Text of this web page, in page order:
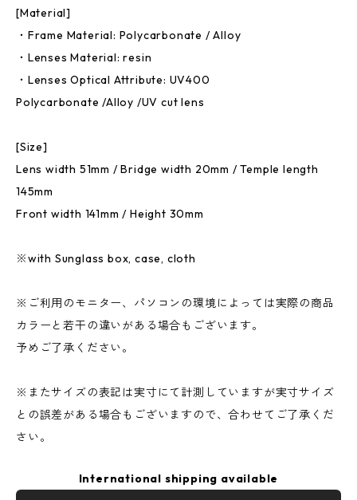
[Material]
・Frame Material: Polycarbonate / Alloy
・Lenses Material: resin
・Lenses Optical Attribute: UV400
Polycarbonate /Alloy /UV cut lens
[Size]
Lens width 51mm / Bridge width 20mm / Temple length
145mm
Front width 141mm / Height 30mm
※with Sunglass box, case, cloth
※ご利用のモニター、パソコンの環境によっては実際の商品
カラーと若干の違いがある場合もございます。
予めご了承ください。
※またサイズの表記は実寸にて計測していますが実寸サイズ
との誤差がある場合もございますので、合わせてご了承くだ
さい。
International shipping available